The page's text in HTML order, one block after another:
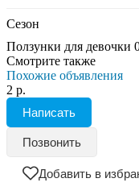
Сезон
Ползунки для девочки
Смотрите также
Похожие объявления
2 р.
Написать
Позвонить
Добавить в